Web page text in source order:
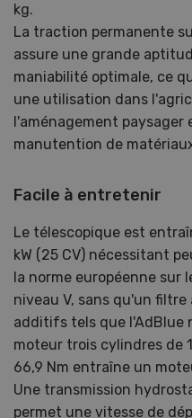
kg.
La traction permanente
assure une grande
maniabilité optimale, ce
une utilisation dans
l'aménagement paysager
manutention de
Facile à entretenir
Le télescopique est
kW (25 CV) nécessitant
la norme européenne sur
niveau V, sans qu'un
additifs tels que l'AdBlue
moteur trois cylindres de
66,9 Nm entraîne un
Une transmission
permet une vitesse de